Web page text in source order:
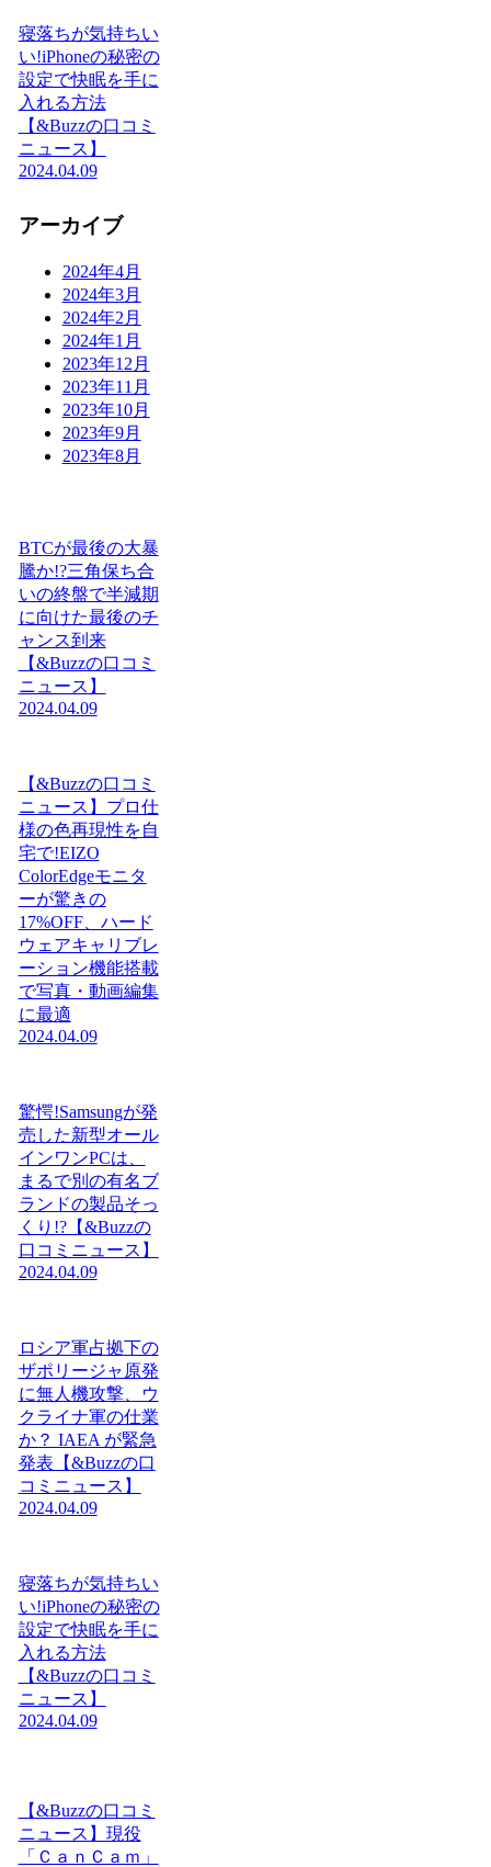
寝落ちが気持ちい
い!iPhoneの秘密の
設定で快眠を手に
入れる方法
【&Buzzの口コミ
ニュース】
2024.04.09
アーカイブ
2024年4月
2024年3月
2024年2月
2024年1月
2023年12月
2023年11月
2023年10月
2023年9月
2023年8月
BTCが最後の大暴
騰か!?三角保ち合
いの終盤で半減期
に向けた最後のチ
ャンス到来
【&Buzzの口コミ
ニュース】
2024.04.09
【&Buzzの口コミ
ニュース】プロ仕
様の色再現性を自
宅で!EIZO
ColorEdgeモニタ
ーが驚きの
17%OFF、ハード
ウェアキャリブレ
ーション機能搭載
で写真・動画編集
に最適
2024.04.09
驚愕!Samsungが発
売した新型オール
インワンPCは、
まるで別の有名ブ
ランドの製品そっ
くり!?【&Buzzの
口コミニュース】
2024.04.09
ロシア軍占拠下の
ザポリージャ原発
に無人機攻撃、ウ
クライナ軍の仕業
か？ IAEA が緊急
発表【&Buzzの口
コミニュース】
2024.04.09
寝落ちが気持ちい
い!iPhoneの秘密の
設定で快眠を手に
入れる方法
【&Buzzの口コミ
ニュース】
2024.04.09
【&Buzzの口コミ
ニュース】現役
「ＣａｎＣａｍ」